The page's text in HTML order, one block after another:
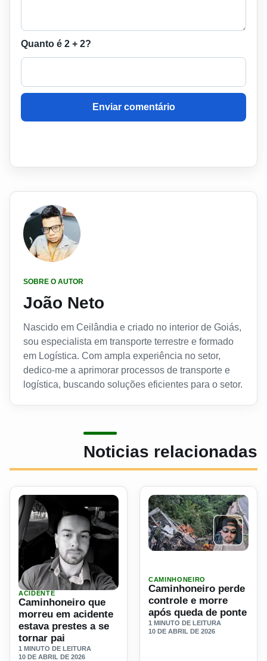
Quanto é 2 + 2?
Enviar comentário
SOBRE O AUTOR
João Neto
Nascido em Ceilândia e criado no interior de Goiás,
sou especialista em transporte terrestre e formado
em Logística. Com ampla experiência no setor,
dedico-me a aprimorar processos de transporte e
logística, buscando soluções eficientes para o setor.
Noticias relacionadas
Ler materia: Caminhoneiro que morreu em acidente
ACIDENTE
Caminhoneiro que
morreu em acidente
estava prestes a se
tornar pai
1 MINUTO DE LEITURA
10 DE ABRIL DE 2026
CAMINHONEIRO
Caminhoneiro perde
controle e morre
após queda de ponte
1 MINUTO DE LEITURA
10 DE ABRIL DE 2026